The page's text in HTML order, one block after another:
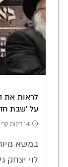
לראות את
על 'שבת
14 דקות קריאה
במשא
לוי יצחק